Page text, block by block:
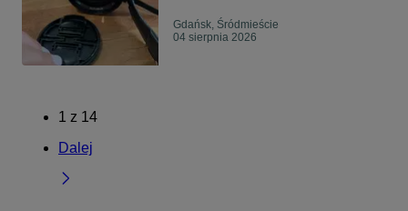
Gdańsk, Śródmieście
04 sierpnia 2026
1 z 14
Dalej